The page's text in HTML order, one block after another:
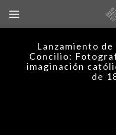
Lanzamiento de
Concilio:
imaginación
de